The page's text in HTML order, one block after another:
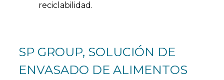
reciclabilidad.
SP GROUP, SOLUCIÓN DE
ENVASADO DE ALIMENTOS